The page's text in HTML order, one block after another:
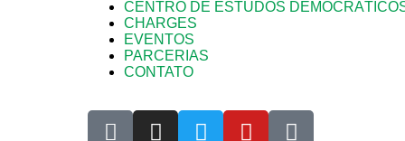
CENTRO DE ESTUDOS
CHARGES
EVENTOS
PARCERIAS
CONTATO